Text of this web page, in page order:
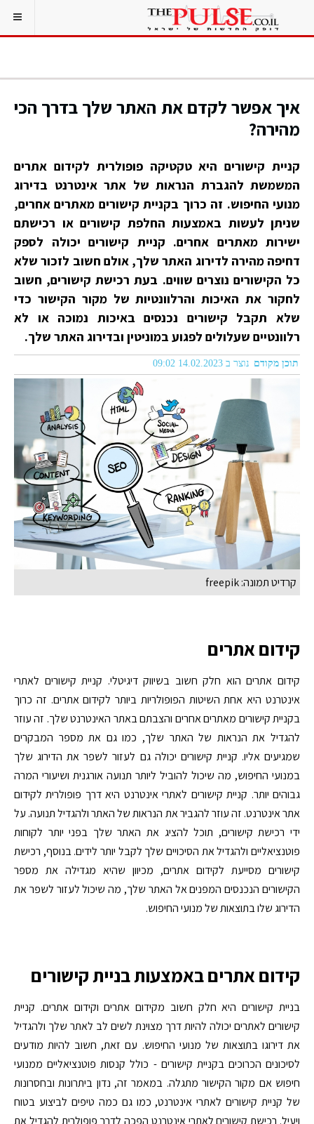
איך אפשר לקדם את האתר שלך בדרך הכי
מהירה?
קניית קישורים היא טקטיקה פופולרית לקידום אתרים
המשמשת להגברת הנראות של אתר אינטרנט בדירוג
מנועי החיפוש. זה כרוך בקניית קישורים מאתרים אחרים,
שניתן לעשות באמצעות החלפת קישורים או רכישתם
ישירות מאתרים אחרים. קניית קישורים יכולה לספק
דחיפה מהירה לדירוג האתר שלך, אולם חשוב לזכור שלא
כל הקישורים נוצרים שווים. בעת רכישת קישורים, חשוב
לחקור את האיכות והרלוונטיות של מקור הקישור כדי
שלא תקבל קישורים נכנסים באיכות נמוכה או לא
רלוונטיים שעלולים לפגוע במוניטין ובדירוג האתר שלך.
תוכן מקודם נוצר ב 14.02.2023 09:02
קרדיט תמונה: freepik
קידום אתרים
קידום אתרים הוא חלק חשוב בשיווק דיגיטלי. קניית קישורים לאתרי
אינטרנט היא אחת השיטות הפופולריות ביותר לקידום אתרים. זה כרוך
בקניית קישורים מאתרים אחרים והצבתם באתר האינטרנט שלך. זה עוזר
להגדיל את הנראות של האתר שלך, כמו גם את מספר המבקרים
שמגיעים אליו. קניית קישורים יכולה גם לעזור לשפר את הדירוג שלך
במנועי החיפוש, מה שיכול להוביל ליותר תנועה אורגנית ושיעורי המרה
גבוהים יותר. קניית קישורים לאתרי אינטרנט היא דרך פופולרית לקידום
אתר אינטרנט. זה עוזר להגביר את הנראות של האתר ולהגדיל תנועה. על
ידי רכישת קישורים, תוכל להציג את האתר שלך בפני יותר לקוחות
פוטנציאליים ולהגדיל את הסיכויים שלך לקבל יותר לידים. בנוסף, רכישת
קישורים מסייעת לקידום אתרים, מכיוון שהיא מגדילה את מספר
הקישורים הנכנסים המפנים אל האתר שלך, מה שיכול לעזור לשפר את
הדירוג שלו בתוצאות של מנועי החיפוש.
קידום אתרים באמצעות בניית קישורים
בניית קישורים היא חלק חשוב מקידום אתרים וקידום אתרים. קניית
קישורים לאתרים יכולה להיות דרך מצוינת לשים לב לאתר שלך ולהגדיל
את דירוגו בתוצאות של מנועי החיפוש. עם זאת, חשוב להיות מודעים
לסיכונים הכרוכים בקניית קישורים - כולל קנסות פוטנציאליים ממנועי
חיפוש אם מקור הקישור מתגלה. במאמר זה, נדון ביתרונות ובחסרונות
של קניית קישורים לאתרי אינטרנט, כמו גם כמה טיפים לביצוע בטוח
ויעיל. רכישת קישורים לאתרי אינטרנט הפכה לדרך פופולרית להגדיל את